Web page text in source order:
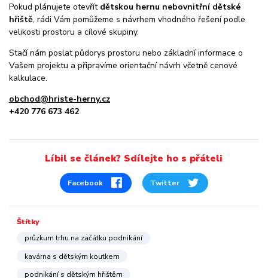
Pokud plánujete otevřít dětskou hernu nebovnitřní dětské
hřiště, rádi Vám pomůžeme s návrhem vhodného řešení podle
velikosti prostoru a cílové skupiny.
Stačí nám poslat půdorys prostoru nebo základní informace o
Vašem projektu a připravíme orientační návrh včetně cenové
kalkulace.
obchod@hriste-herny.cz
+420 776 673 462
Líbil se článek? Sdílejte ho s přáteli
Facebook Twitter
Štítky
průzkum trhu na začátku podnikání
kavárna s dětským koutkem
podnikání s dětským hřištěm